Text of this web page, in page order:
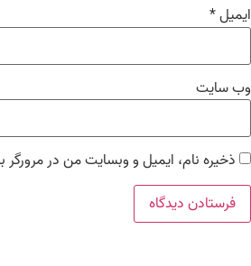
ایمیل*
وب‌ سایت
ذخیره نام، ایمیل و وبسایت من در